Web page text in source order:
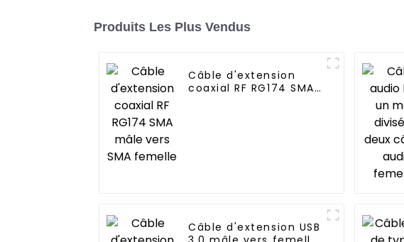
Produits Les Plus Vendus
Câble d'extension
coaxial RF RG174 SMA
Câble d'extension USB